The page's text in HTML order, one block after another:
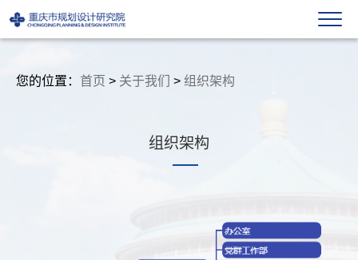
您的位置： 首页 > 关于我们 > 组织架构
组织架构